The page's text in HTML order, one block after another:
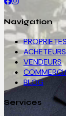
Navigation
PROPRIETES
ACHETEURS
VENDEURS
BLOG
Services